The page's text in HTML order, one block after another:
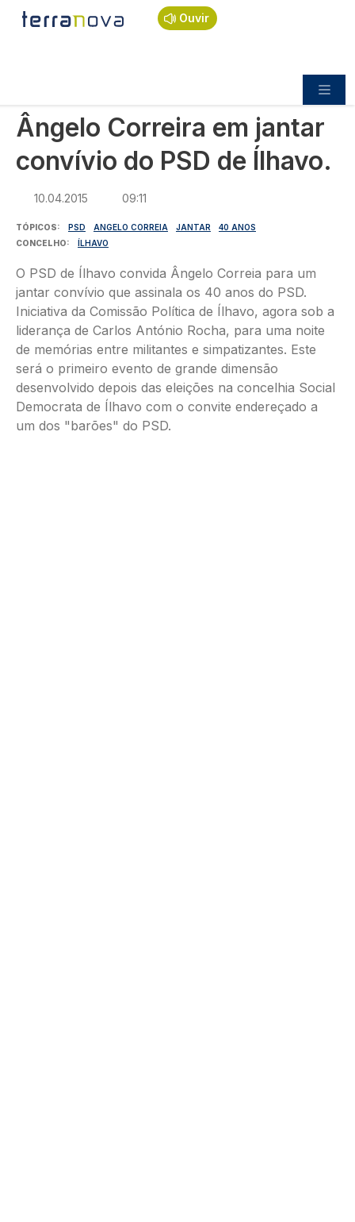
Passar para o conteúdo principal
Ouvir
Navegação estrutural
Início
Política
Ângelo Correira em jantar convívio do PSD de
Ângelo Correira em jantar
convívio do PSD de Ílhavo.
10.04.2015 09:11
TÓPICOS PSD ANGELO CORREIA JANTAR
40 ANOS
CONCELHO
ÍLHAVO
O PSD de Ílhavo convida Ângelo Correia para um
jantar convívio que assinala os 40 anos do PSD.
Iniciativa da Comissão Política de Ílhavo, agora sob a
liderança de Carlos António Rocha, para uma noite
de memórias entre militantes e simpatizantes. Este
será o primeiro evento de grande dimensão
desenvolvido depois das eleições na concelhia Social
Democrata de Ílhavo com o convite endereçado a
um dos "barões" do PSD.